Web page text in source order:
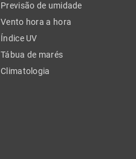
Previsão de umidade
Vento hora a hora
Índice UV
Tábua de marés
Climatologia